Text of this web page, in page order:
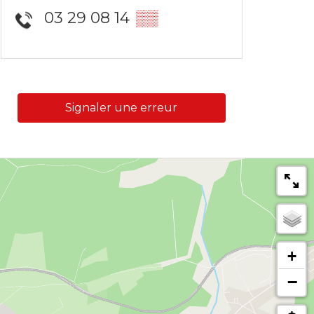
03 29 08 14 ▒▒
Signaler une erreur
+
−